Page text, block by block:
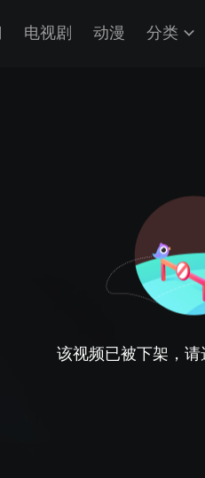
电视剧 动漫 分类
该视频已被下架，